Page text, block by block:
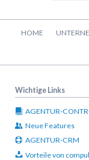
HOME
Wichtige Links
AGENTUR-
Neue Features
AGENTUR-CRM
Vorteile von